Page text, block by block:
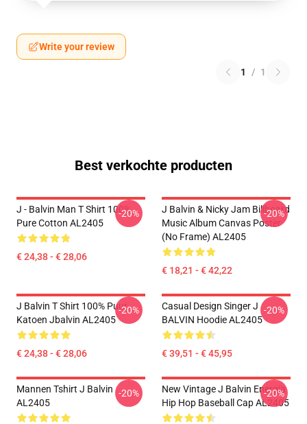
Write your review
1 / 1
Best verkochte producten
J - Balvin Man T Shirt 100%
Pure Cotton AL2405
€ 24,38 - € 28,06
-20%
J Balvin & Nicky Jam Billboard
Music Album Canvas Poster
(No Frame) AL2405
€ 18,21 - € 42,22
-20%
J Balvin T Shirt 100% Puur
Katoen Jbalvin AL2405
€ 24,38 - € 28,06
-20%
Casual Design Singer J
BALVIN Hoodie AL2405
€ 39,51 - € 45,95
-20%
Mannen Tshirt J Balvin
AL2405
-20%
New Vintage J Balvin Energia
Hip Hop Baseball Cap AL2405
-20%